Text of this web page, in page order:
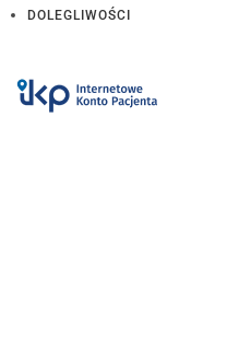
DOLEGLIWOŚCI